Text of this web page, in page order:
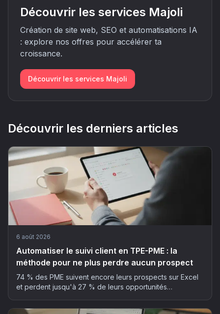
Découvrir les services Majoli
Création de site web, SEO et automatisations IA
: explore nos offres pour accélérer ta
croissance.
Découvrir les services Majoli
Découvrir les derniers articles
6 août 2026
Automatiser le suivi client en TPE-PME : la
méthode pour ne plus perdre aucun prospect
74 % des PME suivent encore leurs prospects sur Excel
et perdent jusqu'à 27 % de leurs opportunités
son suivi client sans y passer ses soirées.